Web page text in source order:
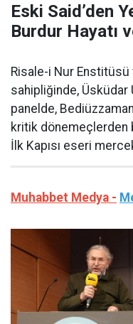
Eski Said’den
Burdur Hayatı
Risale-i Nur Enstitüsü
sahipliğinde, Üsküdar
panelde,
kritik dönemeçlerden
İlk Kapısı eseri
Muhabbet Medya -